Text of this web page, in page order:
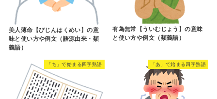
美人薄命【びじんはくめい】の意
味と使い方や例文（語源由来・類
義語）
有為無常【ういむじょう】の意味
と使い方や例文（類義語）
「ち」で始まる四字熟語 「あ」で始まる四字熟語